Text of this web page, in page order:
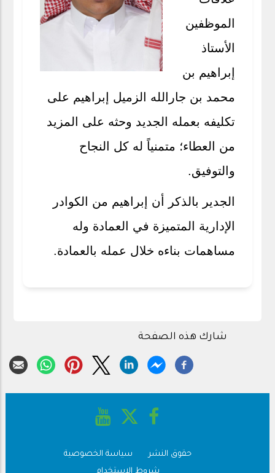
الموظفين
الأستاذ
إبراهيم بن
محمد بن جارالله الزميل إبراهيم على
تكليفه بعمله الجديد وحثه على المزيد
من العطاء؛ متمنياً له كل النجاح
والتوفيق.
الجدير بالذكر أن إبراهيم من الكوادر
الإدارية المتميزة في العمادة وله
مساهمات بناءه خلال عمله بالعمادة.
شارك هذه الصفحة
حقوق النشر
سياسة الخصوصية